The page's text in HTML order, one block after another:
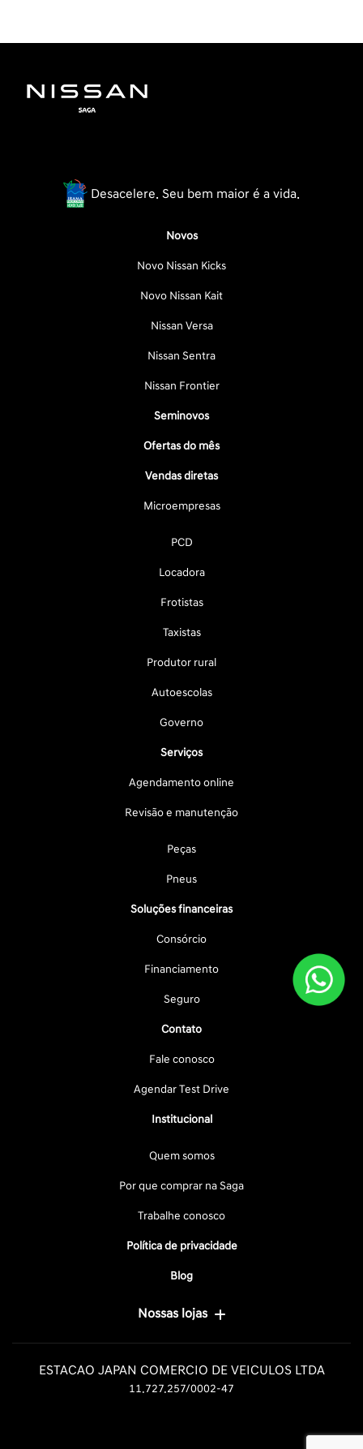
Desacelere. Seu bem maior é a vida.
Novos
Novo Nissan Kicks
Novo Nissan Kait
Nissan Versa
Nissan Sentra
Nissan Frontier
Seminovos
Ofertas do mês
Vendas diretas
Microempresas
PCD
Locadora
Frotistas
Taxistas
Produtor rural
Autoescolas
Governo
Serviços
Agendamento online
Revisão e manutenção
Peças
Pneus
Soluções financeiras
Consórcio
Financiamento
Seguro
Contato
Fale conosco
Agendar Test Drive
Institucional
Quem somos
Por que comprar na Saga
Trabalhe conosco
Política de privacidade
Blog
Nossas lojas
ESTACAO JAPAN COMERCIO DE VEICULOS LTDA
11.727.257/0002-47